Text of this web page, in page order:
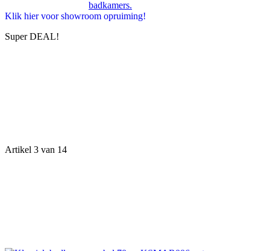
Klik hier voor showroom opruiming!
Super DEAL!
Artikel 3 van 14